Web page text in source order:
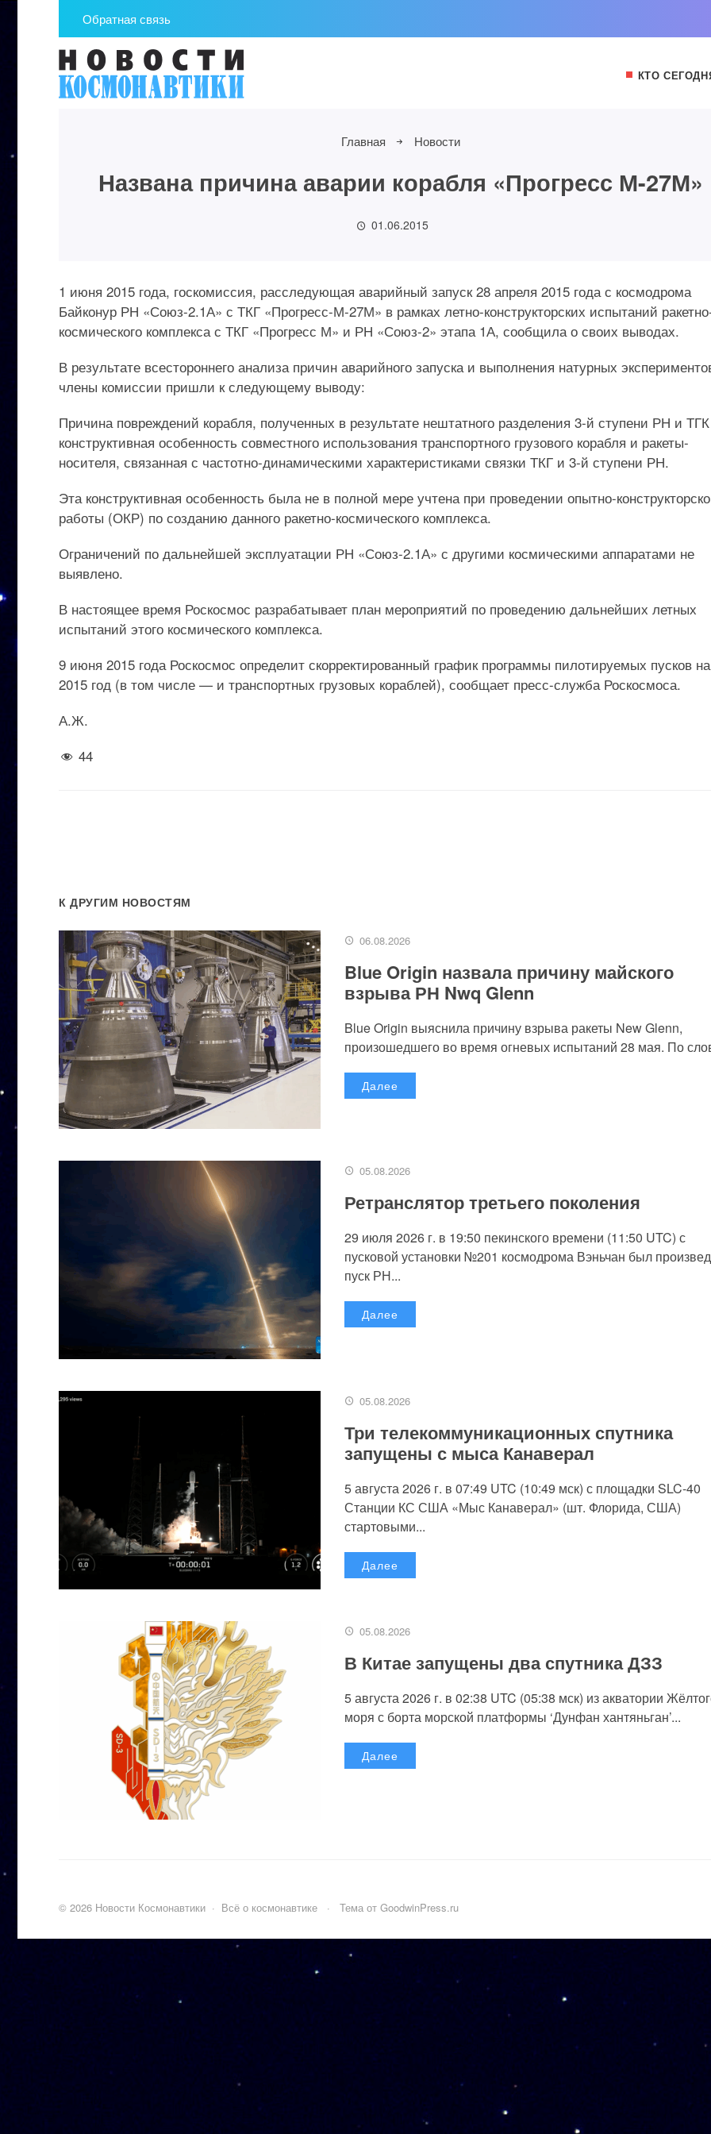
Обратная связь
КТО
Главная Новости
Названа причина аварии корабля «Прогресс М-27М»
01.06.2015
1 июня 2015 года, госкомиссия, расследующая аварийный запуск 28 апреля 2015 года с космодрома
Байконур РН «Союз-2.1А» с ТКГ «Прогресс-М-27М» в рамках летно-конструкторских испытаний
космического комплекса с ТКГ «Прогресс М» и РН «Союз-2» этапа 1А, сообщила о своих выводах.
В результате всестороннего анализа причин аварийного запуска и выполнения натурных
члены комиссии пришли к следующему выводу:
Причина повреждений корабля, полученных в результате нештатного разделения 3-й ступени РН и
конструктивная особенность совместного использования транспортного грузового корабля и ракеты-
носителя, связанная с частотно-динамическими характеристиками связки ТКГ и 3-й ступени РН.
Эта конструктивная особенность была не в полной мере учтена при проведении опытно-
работы (ОКР) по созданию данного ракетно-космического комплекса.
Ограничений по дальнейшей эксплуатации РН «Союз-2.1А» с другими космическими аппаратами не
выявлено.
В настоящее время Роскосмос разрабатывает план мероприятий по проведению дальнейших летных
испытаний этого космического комплекса.
9 июня 2015 года Роскосмос определит скорректированный график программы пилотируемых пусков на
2015 год (в том числе — и транспортных грузовых кораблей), сообщает пресс-служба Роскосмоса.
А.Ж.
44
К ДРУГИМ НОВОСТЯМ
06.08.2026
Blue Origin назвала причину майского
взрыва РН Nwq Glenn
Blue Origin выяснила причину взрыва ракеты New Glenn,
произошедшего во время огневых испытаний 28 мая. По
Далее
05.08.2026
Ретранслятор третьего поколения
29 июля 2026 г. в 19:50 пекинского времени (11:50 UTC) с
пусковой установки №201 космодрома Вэньчан был
пуск РН...
Далее
05.08.2026
Три телекоммуникационных спутника
запущены с мыса Канаверал
5 августа 2026 г. в 07:49 UTC (10:49 мск) с площадки SLC-40
Станции КС США «Мыс Канаверал» (шт. Флорида, США)
стартовыми...
Далее
05.08.2026
В Китае запущены два спутника ДЗЗ
5 августа 2026 г. в 02:38 UTC (05:38 мск) из акватории
моря с борта морской платформы ‘Дунфан хантяньган’...
Далее
© 2026 Новости Космонавтики · Всё о космонавтике · Тема от GoodwinPress.ru